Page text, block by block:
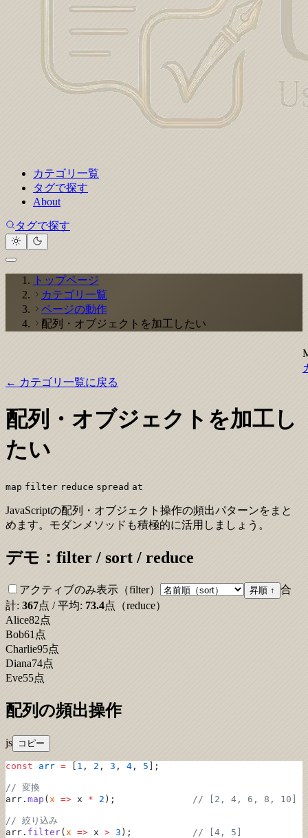
カテゴリ一覧
タグで探す
About
タグで探す
トップページ
カテゴリ一覧
ページの動作
配列・オブジェクトを加工したい
← カテゴリ一覧に戻る
配列・オブジェクトを加工し
たい
map filter reduce spread at
JavaScriptの配列・オブジェクト操作の頻出パターンをまと
めます。モダンメソッドも積極的に活用しましょう。
デモ：filter / sort / reduce
アクティブのみ表示（filter） 昇順 ↑
合
計: 367点 / 平均: 73.4点（reduce）
Alice82点
Bob61 点
Charlie95点
Diana74点
Eve55点
配列の頻出操作
js コピー
const arr = [ 1 , 2 , 3 , 4 , 5 ];
// 変換
arr. map ( x => x * 2 ); // [2, 4, 6, 8, 10]
// 絞り込み
arr. filter( x => x > 3 ); // [4, 5]